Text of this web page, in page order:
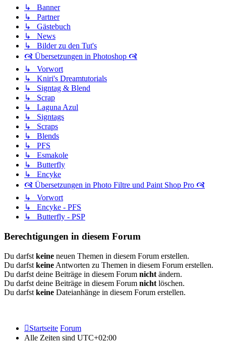
↳ Banner
↳ Partner
↳ Gästebuch
↳ News
↳ Bilder zu den Tut's
🙧 Übersetzungen in Photoshop 🙧
↳ Vorwort
↳ Kniri's Dreamtutorials
↳ Signtag & Blend
↳ Scrap
↳ Laguna Azul
↳ Signtags
↳ Scraps
↳ Blends
↳ PFS
↳ Esmakole
↳ Butterfly
↳ Encyke
🙧 Übersetzungen in Photo Filtre und Paint Shop Pro 🙧
↳ Vorwort
↳ Encyke - PFS
↳ Butterfly - PSP
Berechtigungen in diesem Forum
Du darfst keine neuen Themen in diesem Forum erstellen.
Du darfst keine Antworten zu Themen in diesem Forum erstellen.
Du darfst deine Beiträge in diesem Forum nicht ändern.
Du darfst deine Beiträge in diesem Forum nicht löschen.
Du darfst keine Dateianhänge in diesem Forum erstellen.
Startseite Forum
Alle Zeiten sind UTC+02:00